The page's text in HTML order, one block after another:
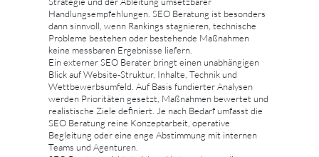
Handlungsempfehlungen. SEO Beratung ist besonders
dann sinnvoll, wenn Rankings stagnieren, technische
Probleme bestehen oder bestehende Maßnahmen
keine messbaren Ergebnisse liefern.
Ein externer SEO Berater bringt einen unabhängigen
Blick auf Website-Struktur, Inhalte, Technik und
Wettbewerbsumfeld. Auf Basis fundierter Analysen
werden Prioritäten gesetzt, Maßnahmen bewertet und
realistische Ziele definiert. Je nach Bedarf umfasst die
SEO Beratung reine Konzeptarbeit, operative
Begleitung oder eine enge Abstimmung mit internen
Teams und Agenturen.